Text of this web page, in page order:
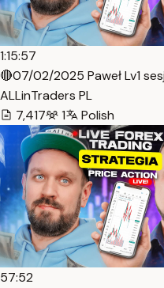
1:15:57
🔴07/02/2025 Paweł Lv1
ALLinTraders PL
7,417
1 Polish
57:52